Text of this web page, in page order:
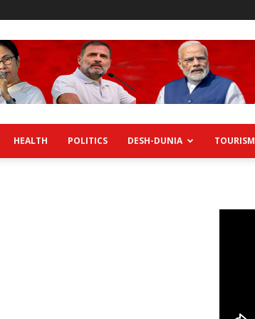
HEALTH POLITICS DESH-DUNIA TOURISM